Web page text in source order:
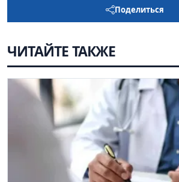
Поделиться
ЧИТАЙТЕ ТАКЖЕ